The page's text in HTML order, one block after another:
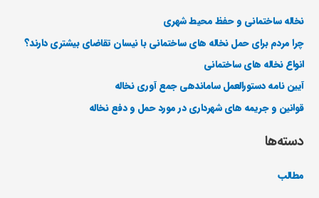
نخاله ساختمانی و حفظ محیط شهری
چرا مردم برای حمل نخاله های ساختمانی با نیسان تقاضای بیشتری دارند؟
انواع نخاله های ساختمانی
آیین نامه دستورالعمل ساماندهی جمع آوری نخاله
قوانین و جریمه های شهرداری در مورد حمل و دفع نخاله
دسته‌ها
مطالب